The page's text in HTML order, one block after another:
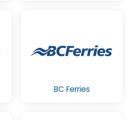
BC Ferries